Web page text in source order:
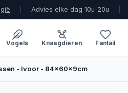
Advies elke dag 10u-20u
Vogels Knaagdieren Fantail
- Ivoor - 84x60x9cm